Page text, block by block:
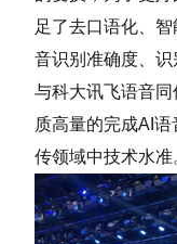
足了去口语化、
音识别准确度、识
与科大讯飞语音
质高量的完成AI
传领域中技术水准